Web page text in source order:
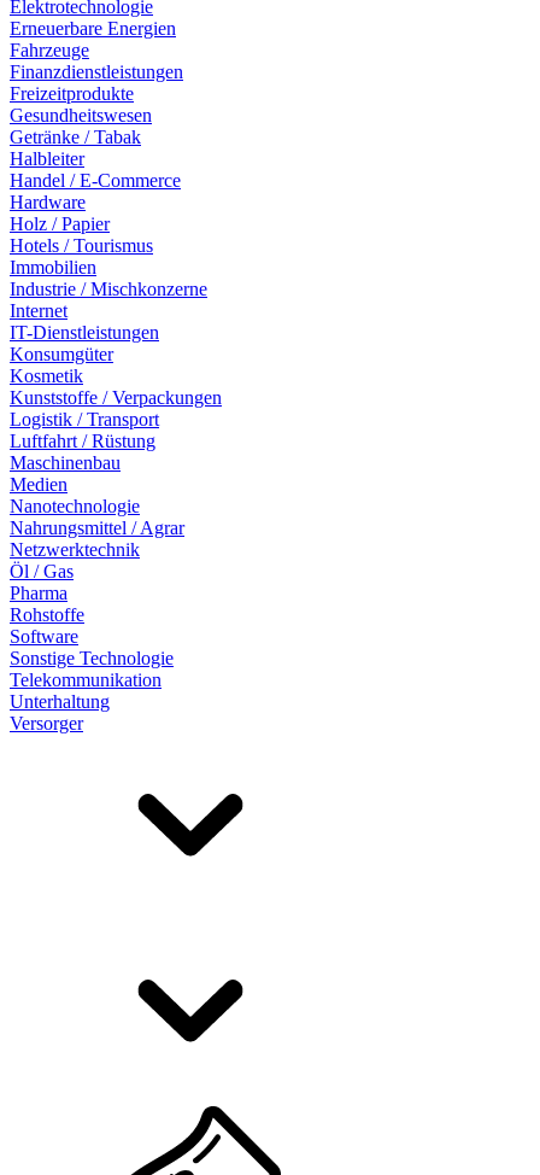
Elektrotechnologie
Erneuerbare Energien
Fahrzeuge
Finanzdienstleistungen
Freizeitprodukte
Gesundheitswesen
Getränke / Tabak
Halbleiter
Handel / E-Commerce
Hardware
Holz / Papier
Hotels / Tourismus
Immobilien
Industrie / Mischkonzerne
Internet
IT-Dienstleistungen
Konsumgüter
Kosmetik
Kunststoffe / Verpackungen
Logistik / Transport
Luftfahrt / Rüstung
Maschinenbau
Medien
Nanotechnologie
Nahrungsmittel / Agrar
Netzwerktechnik
Öl / Gas
Pharma
Rohstoffe
Software
Sonstige Technologie
Telekommunikation
Unterhaltung
Versorger